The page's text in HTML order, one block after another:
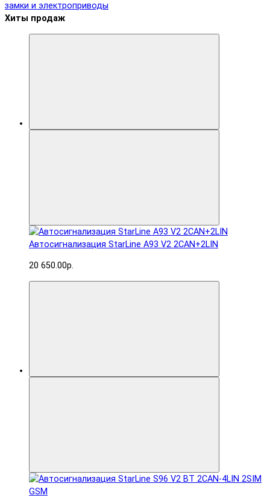
замки и электроприводы
Хиты продаж
Автосигнализация StarLine A93 V2 2CAN+2LIN
20 650.00р.